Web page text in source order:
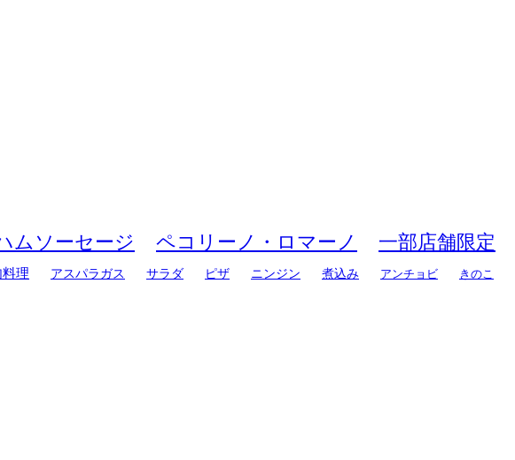
ムソーセージ ペコリーノ・ロマーノ
一部店舗限定
料理 アスパラガス サラダ ピザ ニンジン 煮込み アンチョビ
きのこ